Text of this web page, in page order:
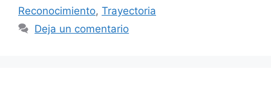
Reconocimiento, Trayectoria
Deja un comentario